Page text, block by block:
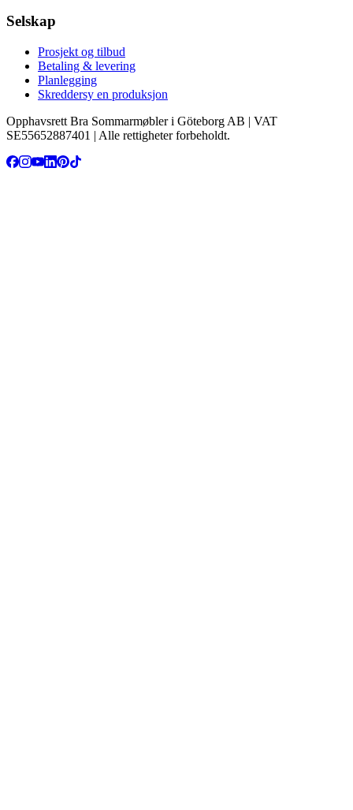
Selskap
Prosjekt og tilbud
Betaling & levering
Planlegging
Skreddersy en produksjon
Opphavsrett Bra Sommarmøbler i Göteborg AB | VAT
SE55652887401 | Alle rettigheter forbeholdt.